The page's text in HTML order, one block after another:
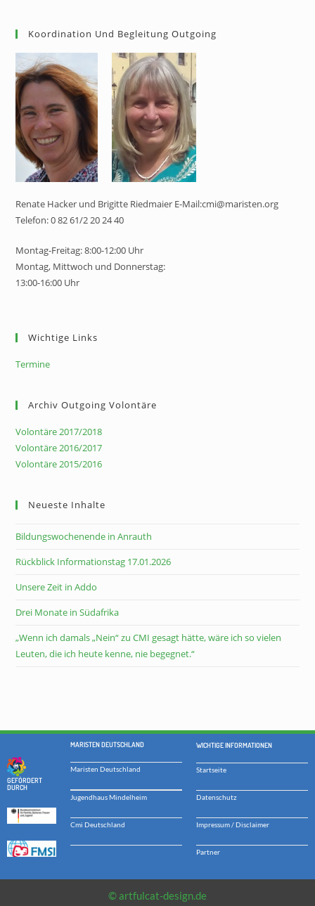
Koordination Und Begleitung Outgoing
Renate Hacker und Brigitte Riedmaier E-Mail:cmi@maristen.org
Telefon: 0 82 61/2 20 24 40
Montag-Freitag: 8:00-12:00 Uhr
Montag, Mittwoch und Donnerstag:
13:00-16:00 Uhr
Wichtige Links
Termine
Archiv Outgoing Volontäre
Volontäre 2017/2018
Volontäre 2016/2017
Volontäre 2015/2016
Neueste Inhalte
Bildungswochenende in Anrauth
Rückblick Informationstag 17.01.2026
Unsere Zeit in Addo
Drei Monate in Südafrika
„Wenn ich damals „Nein“ zu CMI gesagt hätte, wäre ich so vielen
Leuten, die ich heute kenne, nie begegnet.“
GEFÖRDERT
DURCH
MARISTEN DEUTSCHLAND
Maristen Deutschland
Jugendhaus Mindelheim
Cmi Deutschland
WICHTIGE INFORMATIONEN
Startseite
Datenschutz
Impressum / Disclaimer
Partner
© artfulcat-design.de